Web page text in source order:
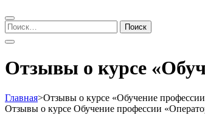
Найти:
Отзывы о курсе
Главная>Отзывы о курсе «Обучение
Отзывы о курсе Обучение профессии